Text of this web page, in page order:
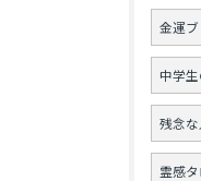
金運
中学
残念な
霊感